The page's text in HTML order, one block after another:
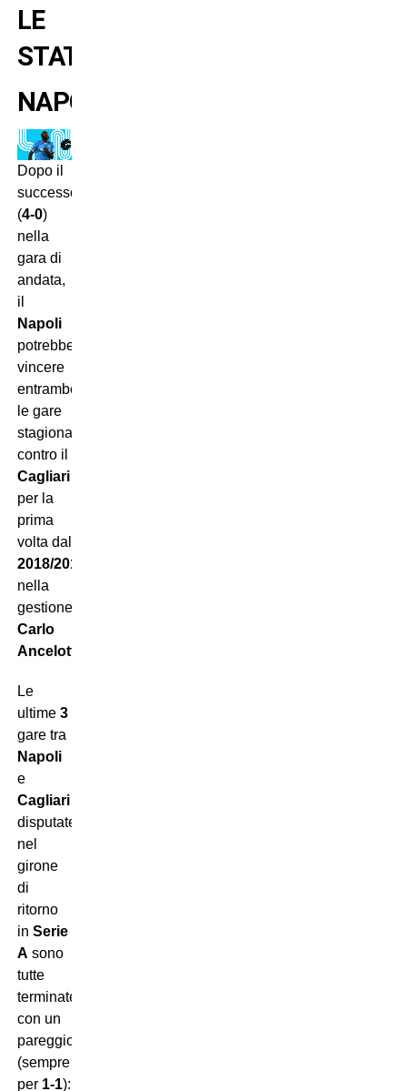
LE
STATISTICHE
NAPOLI
Dopo il
successo
(4-0)
nella
gara di
andata,
il
Napoli
potrebbe
vincere
entrambe
le gare
stagionali
contro il
Cagliari
per la
prima
volta dal
2018/2019
nella
gestione
Carlo
Ancelotti
Le
ultime 3
gare tra
Napoli
e
Cagliari
disputate
nel
girone
di
ritorno
in Serie
A sono
tutte
terminate
con un
pareggio
(sempre
per 1-1):